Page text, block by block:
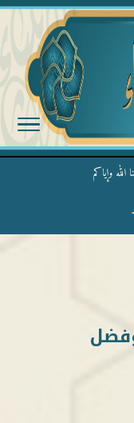
الله وإياكم
الأشخاص